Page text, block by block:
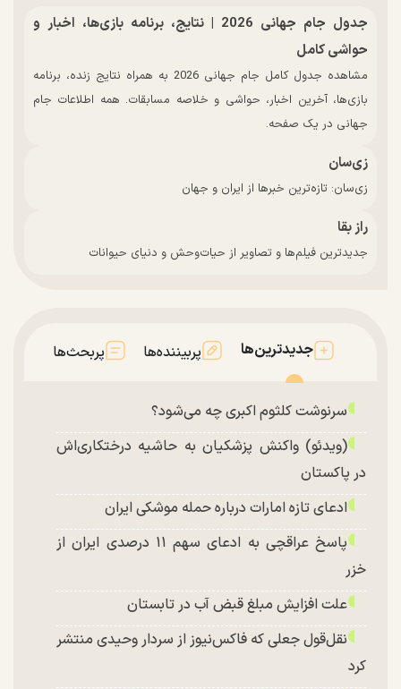
جدول جام جهانی 2026 | نتایج، برنامه بازی‌ها، اخبار و
حواشی کامل
مشاهده جدول کامل جام جهانی 2026 به همراه نتایج زنده، برنامه
بازی‌ها، آخرین اخبار، حواشی و خلاصه مسابقات. همه اطلاعات جام
جهانی در یک صفحه.
زی‌سان
زی‌سان: تازه‌ترین خبرها از ایران و جهان
راز بقا
جدیدترین فیلم‌ها و تصاویر از حیات‌وحش و دنیای حیوانات
جدیدترین‌ها پربیننده‌ها پربحث‌ها
سرنوشت کلثوم اکبری چه می‌شود؟
(ویدئو) واکنش پزشکیان به حاشیه درختکاری‌اش
در پاکستان
ادعای تازه امارات درباره حمله موشکی ایران
پاسخ عراقچی به ادعای سهم ۱۱ درصدی ایران از
خزر
علت افزایش مبلغ قبض آب در تابستان
نقل‌قول جعلی که فاکس‌نیوز از سردار وحیدی منتشر
کرد